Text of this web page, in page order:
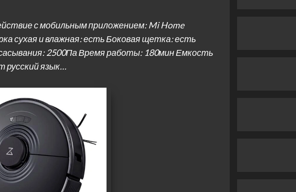
с мобильным приложением: Mi Home
сухая и влажная: есть Боковая щетка: есть
2500Па Время работы: 180мин Емкость
русский язык…